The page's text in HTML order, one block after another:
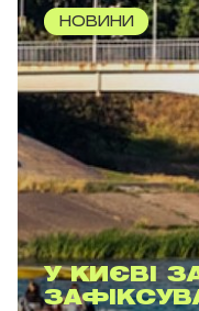
НОВИНИ
У КИЄВІ